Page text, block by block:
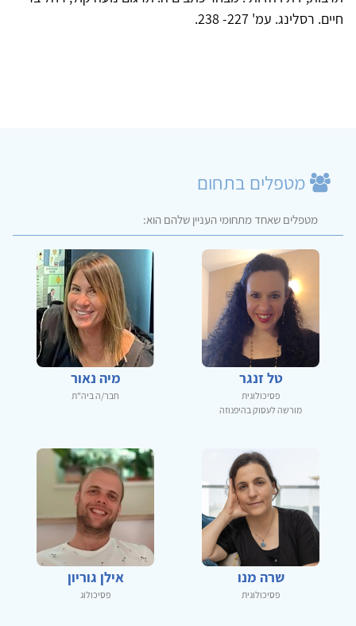
חיים. רסלינג. עמ' 227- 238.
מטפלים בתחום
מטפלים שאחד מתחומי העניין שלהם הוא:
טל זנגר
פסיכולוגית
מורשה לעסוק בהיפנוזה
מיה נאור
חבר/ה ביה"ת
שרה מנו
פסיכולוגית
אילן גוריון
פסיכולוג